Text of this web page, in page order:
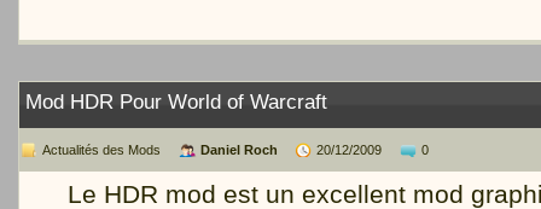
Mod HDR Pour World of Warcraft
Actualités des Mods Daniel Roch 20/12/2009 0
Le HDR mod est un excellent mod